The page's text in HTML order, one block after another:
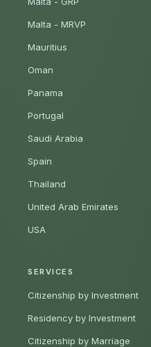
Malta - MRVP
Mauritius
Oman
Panama
Portugal
Saudi Arabia
Spain
Thailand
United Arab Emirates
USA
SERVICES
Citizenship by Investment
Residency by Investment
Citizenship by Marriage